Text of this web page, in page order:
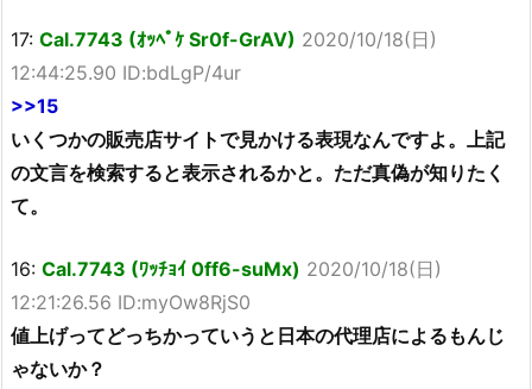
17: Cal.7743 (ｵｯﾍﾟｹ Sr0f-GrAV) 2020/10/18(日)
12:44:25.90 ID:bdLgP/4ur
>>15
いくつかの販売店サイトで見かける表現なんですよ。上記
の文言を検索すると表示されるかと。ただ真偽が知りたく
て。
16: Cal.7743 (ﾜｯﾁｮｲ 0ff6-suMx) 2020/10/18(日)
12:21:26.56 ID:myOw8RjS0
値上げってどっちかっていうと日本の代理店によるもんじ
ゃないか？